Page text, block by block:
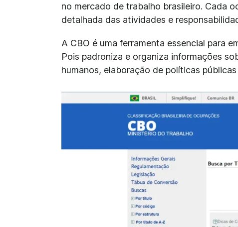
no mercado de trabalho brasileiro. Cada
detalhada das atividades e
A CBO é uma ferramenta essencial para
Pois padroniza e organiza informações
humanos, elaboração de políticas